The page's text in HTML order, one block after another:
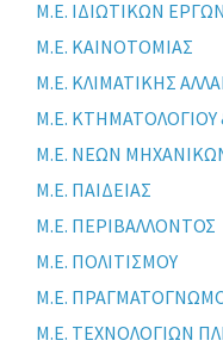
Μ.Ε. ΙΔΙΩΤΙΚΩΝ ΕΡΓΩΝ
Μ.Ε. ΚΑΙΝΟΤΟΜΙΑΣ
Μ.Ε. ΚΛΙΜΑΤΙΚΗΣ
Μ.Ε.
Μ.Ε. ΝΕΩΝ
Μ.Ε. ΠΑΙΔΕΙΑΣ
Μ.Ε. ΠΕΡΙΒΑΛΛΟΝΤΟΣ
Μ.Ε. ΠΟΛΙΤΙΣΜΟΥ
Μ.Ε.
Μ.Ε. ΤΕΧΝΟΛΟΓΙΩΝ